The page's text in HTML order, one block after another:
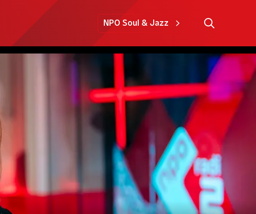
NPO Soul & Jazz